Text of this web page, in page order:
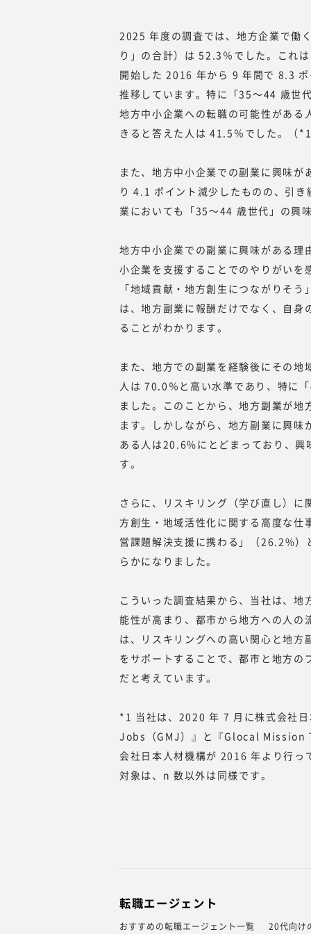
2025 年度の調査では、地方企業で働
り」の合計）は 52.3％でした。これ
開始した 2016 年から 9 年間で 8.3
推移しています。特に「35～44 歳世
地方中小企業への転職の可能性があ
きると答えた人は 41.5％でした。（
また、地方中小企業での副業に興味
り 4.1 ポイント減少したものの、引
業においても「35～44 歳世代」の興
地方中小企業での副業に興味がある
小企業を支援することでのやりがい
「地域貢献・地方創生につながりそ
は、地方副業に報酬だけでなく、自
ることがわかります。
また、地方での副業を経験後にその
人は 70.0％と高い水準であり、特に
ました。このことから、地方副業が
ます。しかしながら、地方副業に興
ある人は20.6%にとどまっており、
す。
さらに、リスキリング（学び直し）
方創生・地域活性化に関する高度な
営課題解決支援に携わる」（26.2%
らかになりました。
こういった調査結果から、当社は、
能性が高まり、都市から地方への人
は、リスキリングへの高い関心と地
をサポートすることで、都市と地方
だと考えています。
*1 当社は、2020 年 7 月に株式会社
Jobs（GMJ）』と『Glocal Mission
会社日本人材機構が 2016 年より行っ
対象は、n 数以外は同様です。
転職エージェント
おすすめの転職エージェント一覧 20代向け